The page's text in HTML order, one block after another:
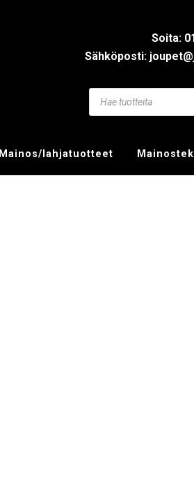
Soita:
Sähköposti:
Mainos/lahjatuotteet